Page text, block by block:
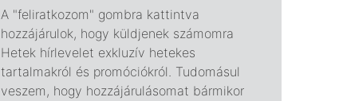
A "feliratkozom" gombra kattintva
hozzájárulok, hogy küldjenek számomra
Hetek hírlevelet exkluzív hetekes
tartalmakról és promóciókról. Tudomásul
veszem, hogy hozzájárulásomat bármikor